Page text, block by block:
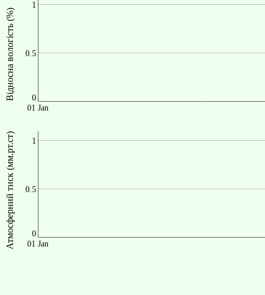
Відносна вологість (%) 0
0.5
1
01 Jan
Атмосферний тиск (мм.рт.ст) 0
0.5
1
01 Jan